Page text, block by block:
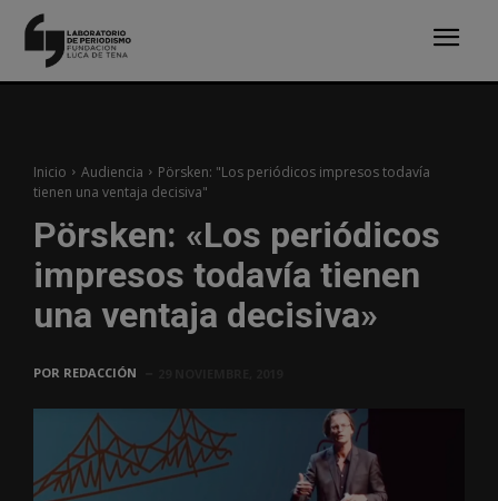
Inicio Audiencia
Pörsken: "Los periódicos impresos todavía
tienen una ventaja decisiva"
Pörsken: «Los periódicos
impresos todavía tienen
una ventaja decisiva»
POR REDACCIÓN